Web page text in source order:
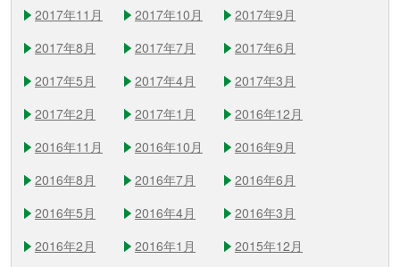
2017年11月
2017年10月
2017年9月
2017年8月
2017年7月
2017年6月
2017年5月
2017年4月
2017年3月
2017年2月
2017年1月
2016年12月
2016年11月
2016年10月
2016年9月
2016年8月
2016年7月
2016年6月
2016年5月
2016年4月
2016年3月
2016年2月
2016年1月
2015年12月